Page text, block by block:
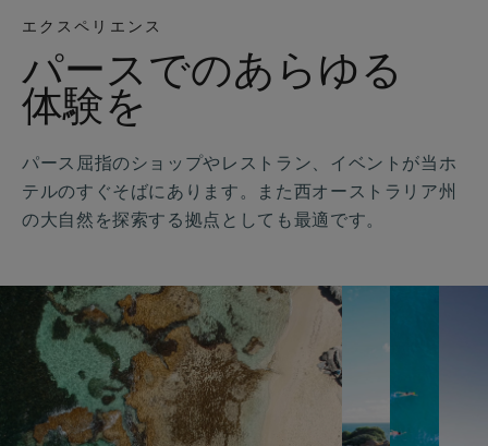
エクスペリエンス
パースでのあらゆる
体験を
パース屈指のショップやレストラン、イベントが当ホ
テルのすぐそばにあります。また西オーストラリア州
の大自然を探索する拠点としても最適です。